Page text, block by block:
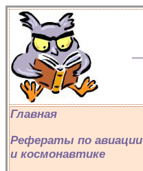
Главная
Рефераты по авиации
и космонавтике